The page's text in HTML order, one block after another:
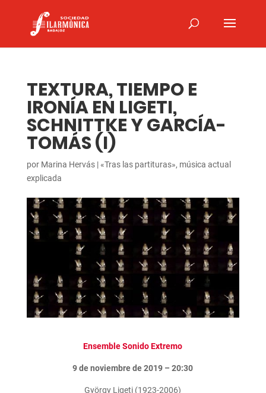
TEXTURA, TIEMPO E
IRONÍA EN LIGETI,
SCHNITTKE Y GARCÍA-
TOMÁS (I)
por Marina Hervás|«Tras las partituras», música actual
explicada
Ensemble Sonido Extremo
9 de noviembre de 2019 – 20:30
György Ligeti (1923-2006)